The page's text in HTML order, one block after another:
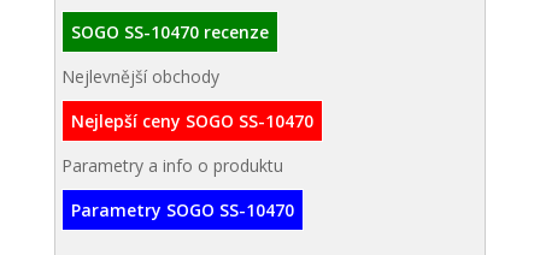
SOGO SS-10470 recenze
Nejlevnější obchody
Nejlepší ceny SOGO SS-10470
Parametry a info o produktu
Parametry SOGO SS-10470